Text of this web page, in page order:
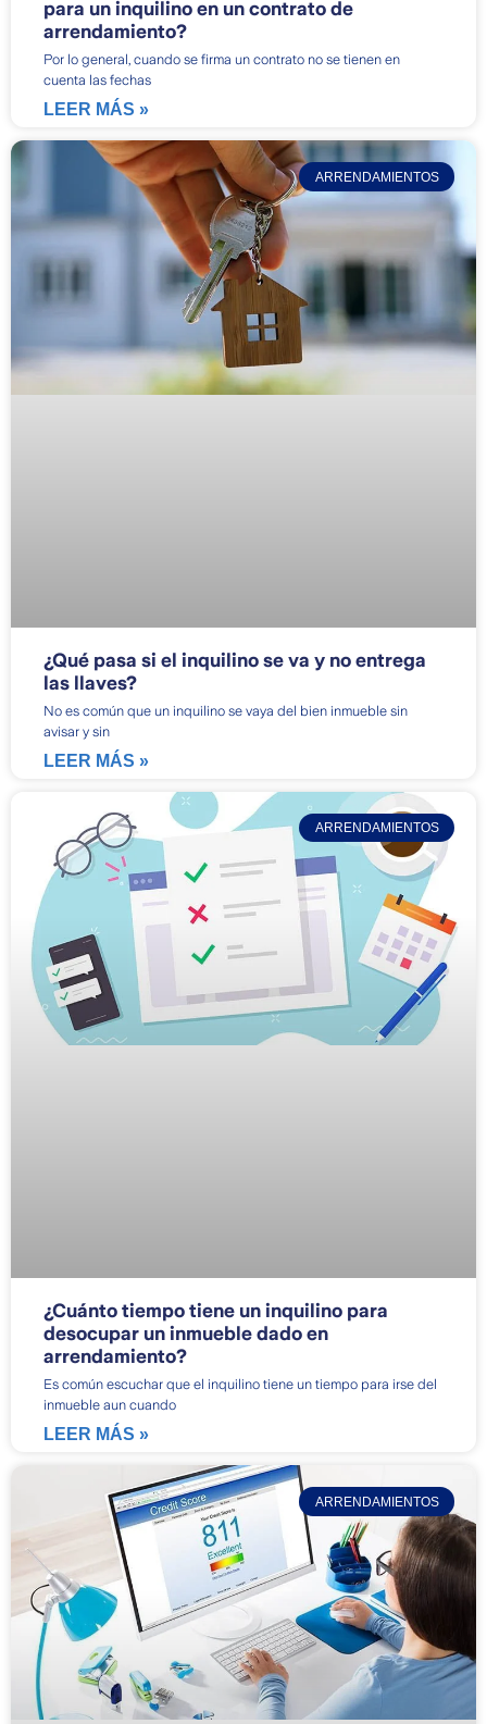
para un inquilino en un contrato de
arrendamiento?
Por lo general, cuando se firma un contrato no se tienen en
cuenta las fechas
LEER MÁS »
ARRENDAMIENTOS
¿Qué pasa si el inquilino se va y no entrega
las llaves?
No es común que un inquilino se vaya del bien inmueble sin
avisar y sin
LEER MÁS »
ARRENDAMIENTOS
¿Cuánto tiempo tiene un inquilino para
desocupar un inmueble dado en
arrendamiento?
Es común escuchar que el inquilino tiene un tiempo para irse del
inmueble aun cuando
LEER MÁS »
ARRENDAMIENTOS